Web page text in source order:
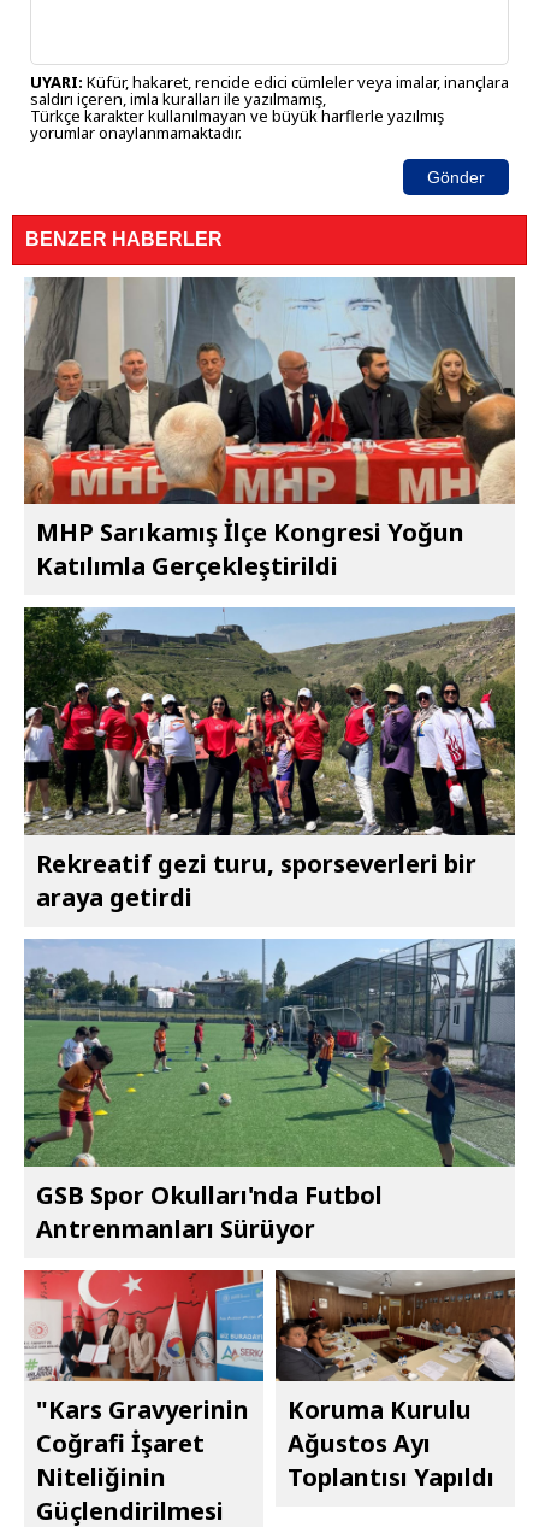
UYARI: Küfür, hakaret, rencide edici cümleler veya imalar, inançlara
saldırı içeren, imla kuralları ile yazılmamış,
Türkçe karakter kullanılmayan ve büyük harflerle yazılmış
yorumlar onaylanmamaktadır.
Gönder
BENZER HABERLER
MHP Sarıkamış İlçe Kongresi Yoğun
Katılımla Gerçekleştirildi
Rekreatif gezi turu, sporseverleri bir
araya getirdi
GSB Spor Okulları'nda Futbol
Antrenmanları Sürüyor
"Kars Gravyerinin
Coğrafi İşaret
Niteliğinin
Güçlendirilmesi
Koruma Kurulu
Ağustos Ayı
Toplantısı Yapıldı